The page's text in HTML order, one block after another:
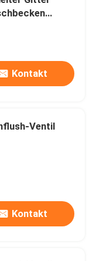
Kontakt
Ventil
Kontakt